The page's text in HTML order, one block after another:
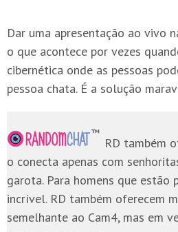
Dar uma apresentação ao vivo
o que acontece por vezes
cibernética onde as pessoas
pessoa chata. É a solução
RD também
o conecta apenas com
garota. Para homens que estão
incrível. RD também oferecem
semelhante ao Cam4, mas em